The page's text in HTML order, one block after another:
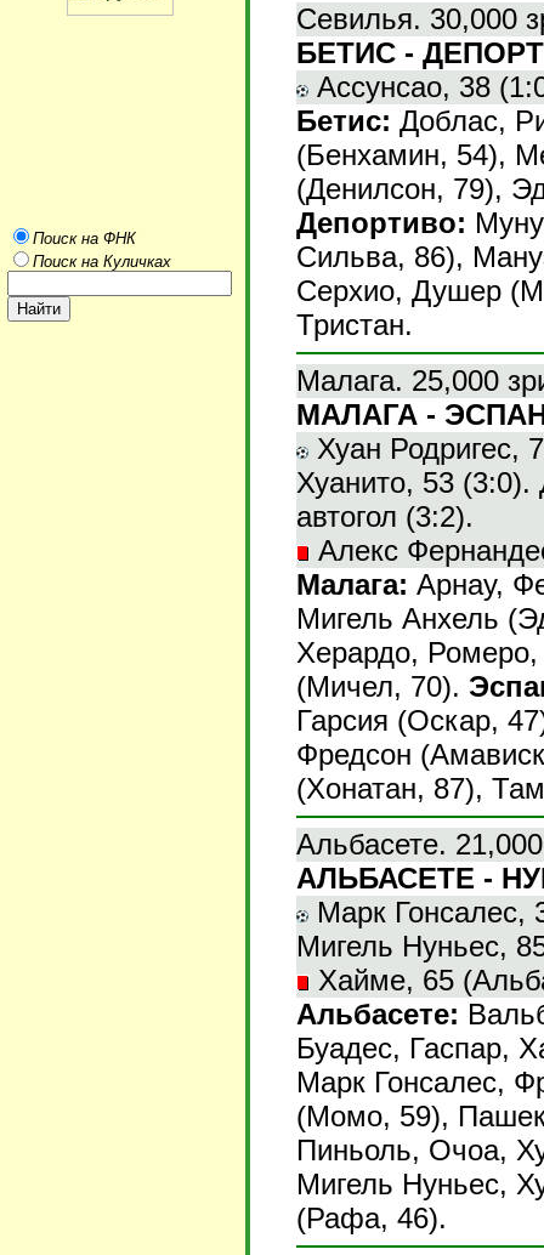
Поиск на ФНК
Поиск на Куличках
Севилья. 30,000
БЕТИС -
Ассунсао, 38
Бетис: Доблас,
(Бенхамин, 54),
(Денилсон, 79),
Депортиво:
Сильва, 86),
Серхио, Душер
Тристан.
Малага. 25,000
МАЛАГА -
Хуан Родригес,
Хуанито, 53
автогол (3:2).
Алекс
Малага: Арнау,
Мигель Анхель
Херардо,
(Мичел, 70).
Гарсия (Оскар,
Фредсон
(Хонатан, 87),
Альбасете.
АЛЬБАСЕТЕ -
Марк Гонсалес,
Мигель Нуньес,
Хайме, 65
Альбасете:
Буадес, Гаспар,
Марк Гонсалес,
(Момо, 59),
Пиньоль, Очоа,
Мигель Нуньес,
(Рафа, 46).